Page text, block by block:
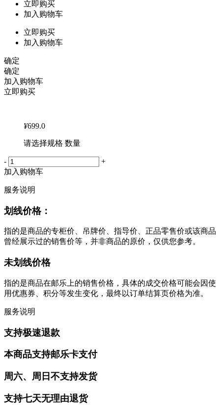
立即购买
加入购物车
立即购买
加入购物车
确定
确定
加入购物车
立即购买
¥699.0
请选择规格 数量
-
+
加入购物车
服务说明
划线价格：
指的是商品的专柜价、吊牌价、指导价、正品零售价或该商品
曾经展示过的销售价等，并非商品的原价，仅供您参考。
未划线价格
指的是商品在邮乐上的销售价格，具体的成交价格可能会因使
用优惠券、积分等发生变化，最终以订单结算页价格为准。
服务说明
支持极速退款
本商品支持邮乐卡支付
周六、周日不支持发货
支持七天无理由退货